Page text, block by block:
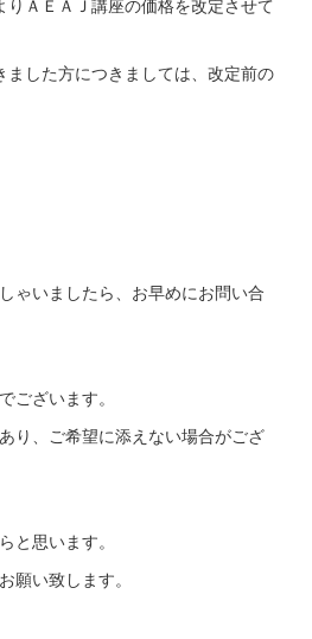
りＡＥＡＪ講座の価格を改定させて
した方につきましては、改定前の
ゃいましたら、お早めにお問い合
ございます。
り、ご希望に添えない場合がござ
と思います。
願い致します。